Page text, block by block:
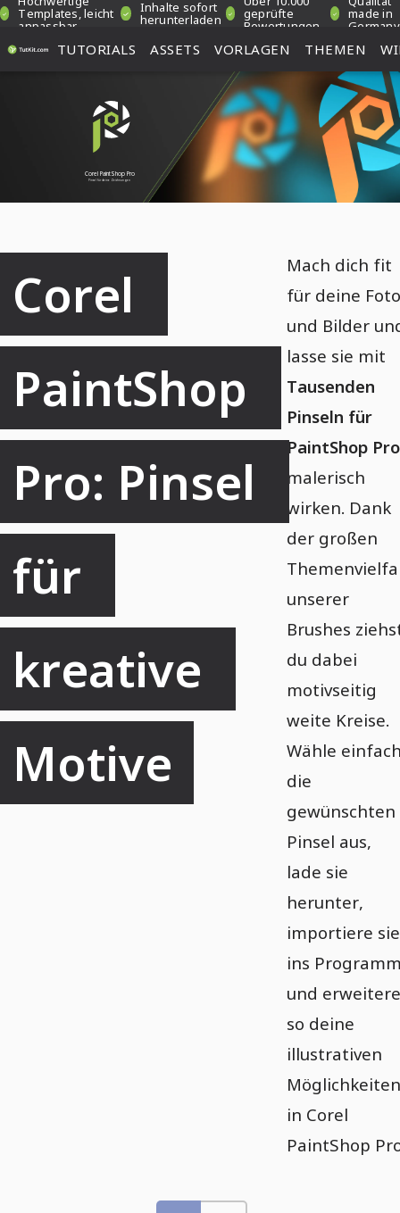
Templates, leicht
anpassbar
Inhalte sofort
herunterladen geprüfte
Bewertungen
made in
Germany
TUTORIALS ASSETS VORLAGEN THEMEN
Corel PaintShop Pro
Pinsel für deine Zeichnungen
Corel
PaintShop
Pro: Pinsel
für
kreative
Motive
Mach dich fit
für deine
und Bilder
lasse sie mit
Tausenden
Pinseln für
PaintShop Pro
malerisch
wirken. Dank
der großen
unserer
Brushes
du dabei
motivseitig
weite Kreise.
Wähle
die
gewünschten
Pinsel aus,
lade sie
herunter,
importiere sie
ins
und erweitere
so deine
illustrativen
Möglichkeiten
in Corel
PaintShop